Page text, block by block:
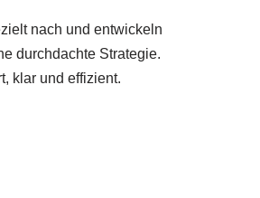
nach und entwickeln
durchdachte Strategie.
klar und effizient.